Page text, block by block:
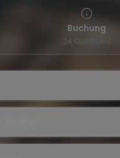
Buchung
24 Questions